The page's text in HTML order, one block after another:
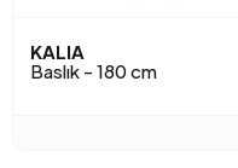
KALIA
Baslık - 180 cm